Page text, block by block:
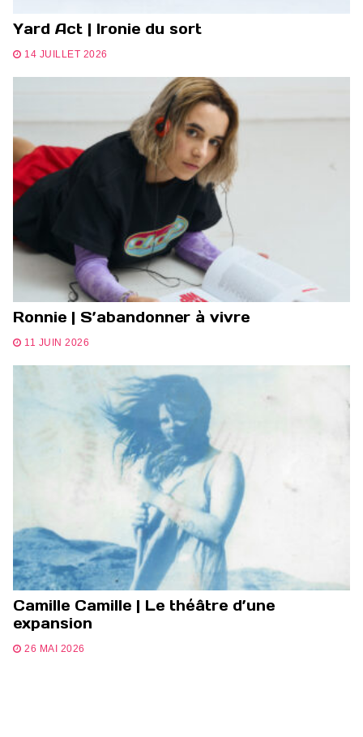
Yard Act | Ironie du sort
14 JUILLET 2026
Ronnie | S’abandonner à vivre
11 JUIN 2026
Camille Camille | Le théâtre d’une
expansion
26 MAI 2026